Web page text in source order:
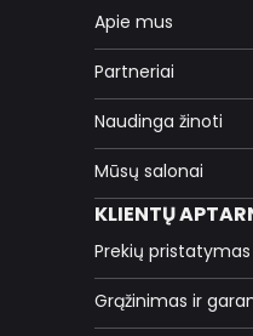
Apie mus
Partneriai
Naudinga žinoti
Mūsų salonai
KLIENTŲ
Prekių
Grąžinimas ir